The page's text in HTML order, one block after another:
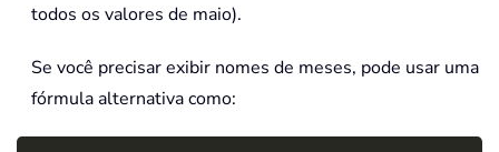
todos os valores de maio).
Se você precisar exibir nomes de meses, pode usar uma
fórmula alternativa como: